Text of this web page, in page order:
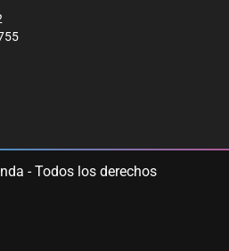
- Todos los derechos